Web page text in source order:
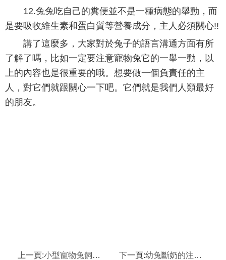
12.兔兔吃自己的糞便並不是一種病態的舉動，而
是要吸收維生素和蛋白質等營養成分，主人必須關心!!
講了這麼多，大家對於兔子的語言溝通方面有所
了解了嗎，比如一定要注意寵物兔它的一舉一動，以
上的內容也是很重要的哦。想要做一個負責任的主
人，對它們就跟關心一下吧。它們就是我們人類最好
的朋友。
上一頁:小型寵物兔飼養,如何飼養小型的寵物兔 下一頁:幼兔斷奶的注意事項,斷奶幼兔的生理特點